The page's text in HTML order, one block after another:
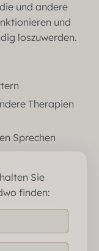
und andere
und
loszuwerden.
Therapien
Sprechen
Sie
finden: